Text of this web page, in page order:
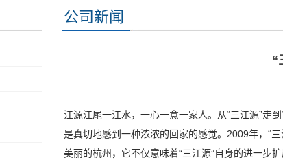
公司新闻
“
江源江尾一江水，一心一意一家人。从“三江源”走
是真切地感到一种浓浓的回家的感觉。2009年，“
美丽的杭州，它不仅意味着“三江源”自身的进一步